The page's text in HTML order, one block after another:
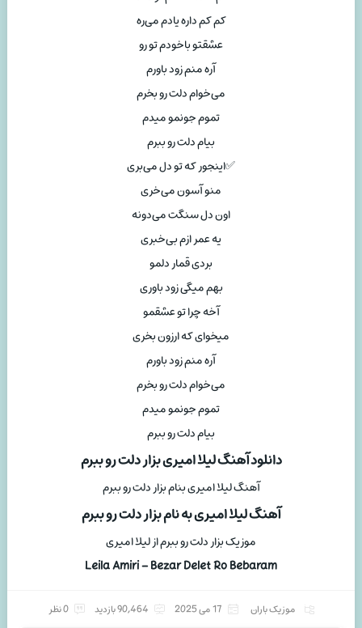
کم کم داره یادم می‌ره
عشقتو باخودم تو رو
آره منم زود باورم
می‌خوام دلت رو بخرم
تموم جونمو میدم
بیام دلت رو ببرم
✅اینجور که تو دل می‌بری
منو آسون می‌خری
اون دل سنگت می‌دونه
یه عمر ازم بی‌خبری
بردی قمار دلمو
بهم میگی زود باوری
آخه چرا تو عشقمو
میخوای که ارزون بخری
آره منم زود باورم
می‌خوام دلت رو بخرم
تموم جونمو میدم
بیام دلت رو ببرم
دانلود آهنگ لیلا امیری بزار دلت رو ببرم
آهنگ لیلا امیری بنام بزار دلت رو ببرم
آهنگ لیلا امیری به نام بزار دلت رو ببرم
موزیک بزار دلت رو ببرم از لیلا امیری
Leila Amiri – Bezar Delet Ro Bebaram
موزیک باران 17 می 2025 90,464 بازدید 0 نظر